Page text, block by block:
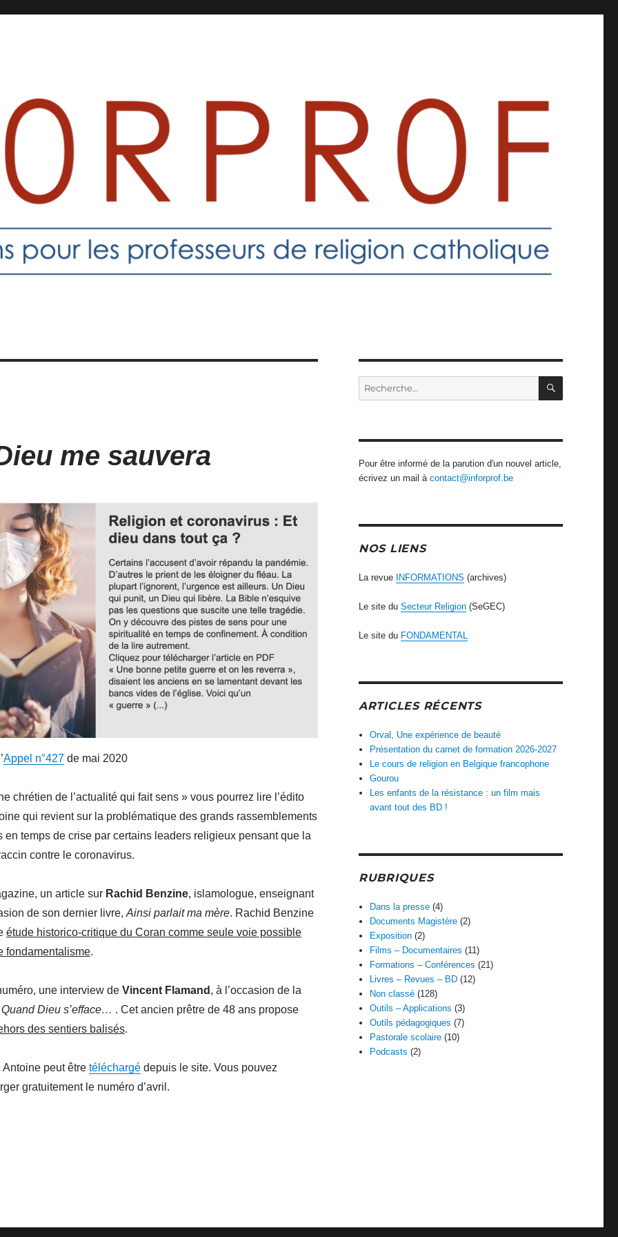
me sauvera
Appel n°427de mai 2020
chrétien de l’actualité qui fait sens » vous pourrez lire l’édito
qui revient sur la problématique des grands rassemblements
en temps de crise par certains leaders religieux pensant que la
contre le coronavirus.
un article sur Rachid Benzine, islamologue, enseignant
de son dernier livre, Ainsi parlait ma mère. Rachid Benzine
étude historico-critique du Coran comme seule voie possible
fondamentalisme.
une interview de Vincent Flamand , à l’occasion de la
Quand Dieu s’efface… . Cet ancien prêtre de 48 ans propose
des sentiers balisés.
Antoine peut être téléchargédepuis le site. Vous pouvez
gratuitement le numéro d’avril.
Recherche
pour
Pour être informé de la parution d'un nouvel article,
écrivez un mail à contact@inforprof.be
NOS LIENS
La revue INFORMATIONS (archives)
Le site du Secteur Religion(SeGEC)
Le site du FONDAMENTAL
ARTICLES RÉCENTS
Orval, Une expérience de beauté
Présentation du carnet de formation 2026-2027
Le cours de religion en Belgique francophone
Gourou
Les enfants de la résistance : un film mais
avant tout des BD !
RUBRIQUES
Dans la presse (4)
Documents Magistère (2)
Exposition (2)
Films – Documentaires (11)
Formations – Conférences (21)
Livres – Revues – BD (12)
Non classé (128)
Outils – Applications (3)
Outils pédagogiques (7)
Pastorale scolaire (10)
Podcasts (2)